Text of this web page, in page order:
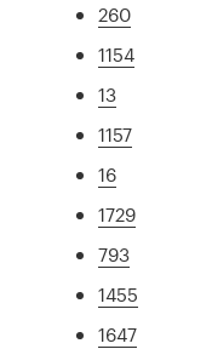
260
1154
13
1157
16
1729
793
1455
1647